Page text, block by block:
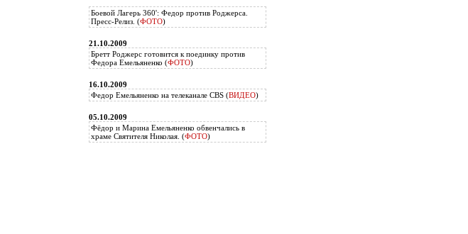
Боевой Лагерь 360': Федор против Роджерса.
Пресс-Релиз. (ФОТО)
21.10.2009
Бретт Роджерс готовится к поединку против
Федора Емельяненко (ФОТО)
16.10.2009
Федор Емельяненко на телеканале CBS (ВИДЕО)
05.10.2009
Фёдор и Марина Емельяненко обвенчались в
храме Святителя Николая. (ФОТО)